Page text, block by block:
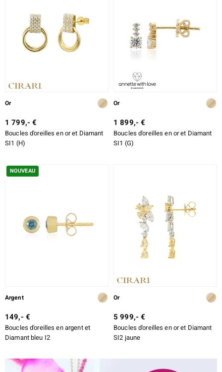
Or
1 799,- €
Boucles d'oreilles en or et Diamant
SI1 (H)
Or
1 899,- €
Boucles d'oreilles en or et Diamant
SI1 (G)
NOUVEAU
Argent
149,- €
Boucles d'oreilles en argent et
Diamant bleu I2
Or
5 999,- €
Boucles d'oreilles en or et Diamant
SI2 jaune